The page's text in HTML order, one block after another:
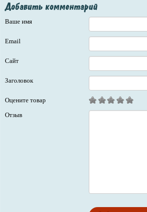
Добавить комментарий
Ваше имя
Email
Сайт
Заголовок
Оцените товар
Отзыв